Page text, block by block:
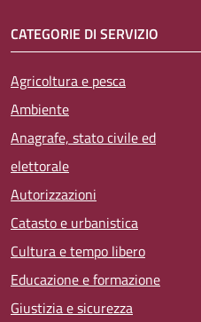
CATEGORIE DI SERVIZIO
Agricoltura e pesca
Ambiente
Anagrafe, stato civile ed
elettorale
Autorizzazioni
Catasto e urbanistica
Cultura e tempo libero
Educazione e formazione
Giustizia e sicurezza